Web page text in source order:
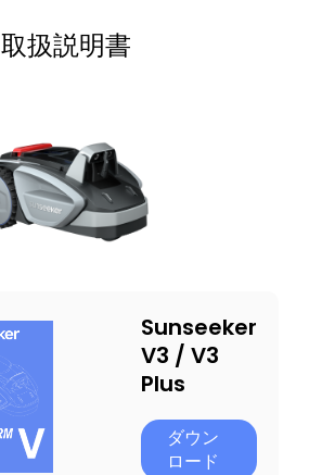
取扱説明書
Sunseeker
V3 / V3
Plus
ダウン
ロード